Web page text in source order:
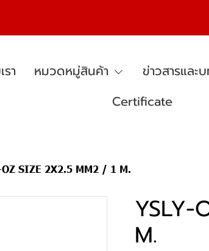
า หมวดหมู่สินค้า ข่าวสารและ
Certificate
OZ SIZE 2X2.5 MM2 / 1 M.
YSLY-
M.